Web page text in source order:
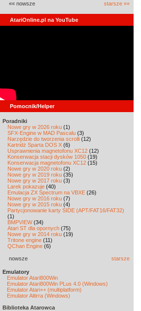
«« nowsze starsze »»
AtariOnline.pl na YouTube
Pomocnik/Helper
Poradniki
Nowe gry w 2026 roku (1)
SFX-Engine w MAD Pascalu (3)
Narzędzie do tworzenia scrolli (12)
Kartridż Sparta DOS X (6)
Usprawnienia magnetofonu XC12 (12)
Konserwacja stacji dysków 1050 (19)
Konserwacja magnetofonu XC12 (15)
Nowe gry w 2020 roku (2)
Nowe gry w 2019 roku (35)
Nowe gry w 2017 roku (3)
Larek pokazuje (40)
Emulacja ZX Spectrum na VBXE (26)
Nowe gry w 2016 roku (7)
Nowe gry w 2015 roku (4)
Partycjonowanie karty SIDE (APT/FAT16/FAT32)
(1)
BMPVIEW(34)
Atari ST dla opornych (75)
Nowe gry w 2014 roku (19)
Tritone engine (11)
QChan Engine (6)
nowsze starsze
Emulatory
Emulator Atari800Win
Emulator Atari800Win PLus 4.0 (Windows)
Emulator Atari++ (multiplatform)
Emulator Altirra (Windows)
Biblioteka Atarowca